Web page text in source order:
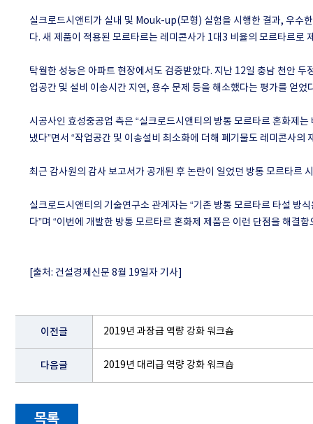
실크로드시앤티가 실내 및 Mouk-up(모형) 실험을 시행한 결과, 우수
다. 새 제품이 적용된 모르타르는 레미콘사가 1대3 비율의 모르타르로
탁월한 성능은 아파트 현장에서도 검증받았다. 지난 12일 충남 천안 두
업공간 및 설비 이송시간 지연, 용수 문제 등을 해소했다는 평가를 얻었
시공사인 효성중공업 측은 “실크로드시앤티의 방통 모르타르 혼화제
냈다”면서 “작업공간 및 이송설비 최소화에 더해 폐기물도 레미콘사
최근 감사원의 감사 보고서가 공개된 후 논란이 일었던 방통 모르타르
실크로드시앤티의 기술연구소 관계자는 “기존 방통 모르타르 타설 방
다”며 “이번에 개발한 방통 모르타르 혼화제 제품은 이런 단점을 해결
출처: 건설경제신문8월 19일자 기사]
이전글 2019년 과장급 역량 강화 워크숍
다음글 2019년 대리급 역량 강화 워크숍